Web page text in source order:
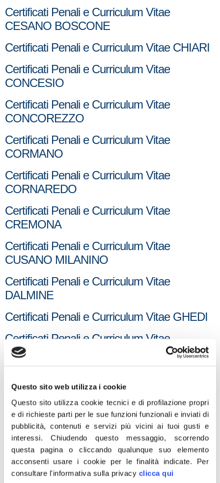
Questo sito web utilizza i cookie
Questo sito utilizza cookie tecnici e di profilazione propri
e di richieste parti per le sue funzioni funzionali e inviati di
pubblicità, contenuti e servizi più vicini ai tuoi gusti e
interessi.Chiudendo questo messaggio, scorrendo
questa pagina o cliccando qualunque suo elemento
acconsenti usare i cookie per le finalità indicate. Per
consultare l'informativa sulla privacy clicca qui
Certificati Penali e Curriculum Vitae
CESANO BOSCONE
Certificati Penali e Curriculum Vitae CHIARI
Certificati Penali e Curriculum Vitae
CONCESIO
Certificati Penali e Curriculum Vitae
CONCOREZZO
Certificati Penali e Curriculum Vitae
CORMANO
Certificati Penali e Curriculum Vitae
CORNAREDO
Certificati Penali e Curriculum Vitae
CREMONA
Certificati Penali e Curriculum Vitae
CUSANO MILANINO
Certificati Penali e Curriculum Vitae
DALMINE
Certificati Penali e Curriculum Vitae GHEDI
Certificati Penali e Curriculum Vitae
GIUSSANO
LAINATE
Certificati Penali e Curriculum Vitae
LUMEZZANE
Certificati Penali e Curriculum Vitae
MALNATE
Certificati Penali e Curriculum Vitae